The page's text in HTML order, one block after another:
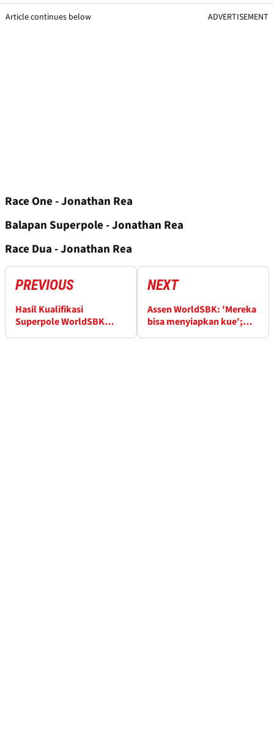
Article continues below ADVERTISEMENT
Race One - Jonathan Rea
Balapan Superpole - Jonathan Rea
Race Dua - Jonathan Rea
PREVIOUS
Hasil Kualifikasi
Superpole WorldSBK
NEXT
Assen WorldSBK: 'Mereka
bisa menyiapkan kue';